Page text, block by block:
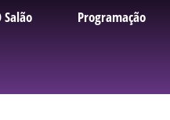
Salão Programação